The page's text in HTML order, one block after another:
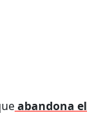
abandona el